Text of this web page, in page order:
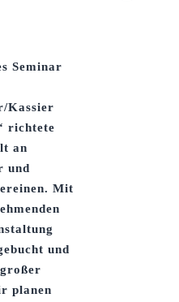
Seminar
Kassier
richtete
an
und
Mit
und
planen